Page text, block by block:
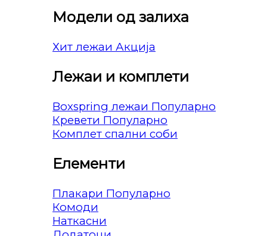
Модели од залиха
Хит лежаи
Лежаи и комплети
Boxspring лежаи
Кревети
Комплет спални соби
Елементи
Плакари
Комоди
Наткасни